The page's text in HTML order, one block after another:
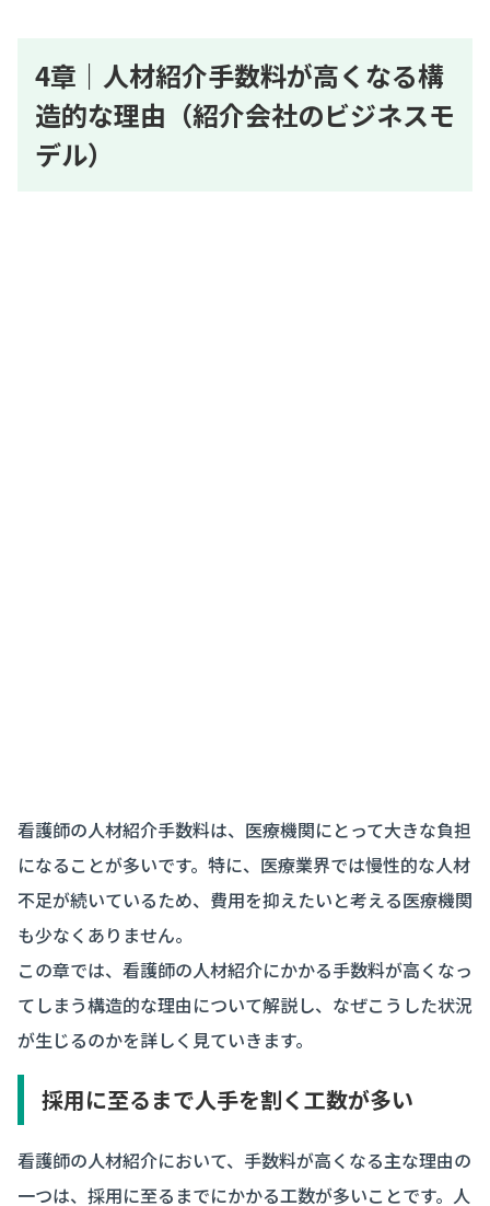
4章｜人材紹介手数料が高くなる構
造的な理由（紹介会社のビジネスモ
デル）
看護師の人材紹介手数料は、医療機関にとって大きな負担
になることが多いです。特に、医療業界では慢性的な人材
不足が続いているため、費用を抑えたいと考える医療機関
も少なくありません。
この章では、看護師の人材紹介にかかる手数料が高くなっ
てしまう構造的な理由について解説し、なぜこうした状況
が生じるのかを詳しく見ていきます。
採用に至るまで人手を割く工数が多い
看護師の人材紹介において、手数料が高くなる主な理由の
一つは、採用に至るまでにかかる工数が多いことです。人